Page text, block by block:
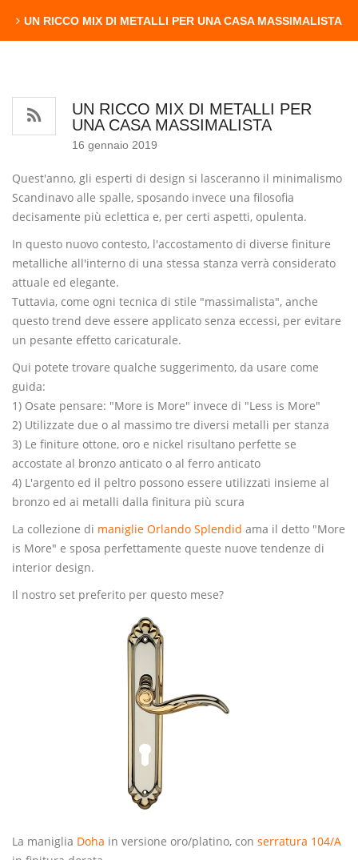
UN RICCO MIX DI METALLI PER UNA CASA MASSIMALISTA
UN RICCO MIX DI METALLI PER
UNA CASA MASSIMALISTA
16 gennaio 2019
Quest'anno, gli esperti di design si lasceranno il minimalismo
Scandinavo alle spalle, sposando invece una filosofia
decisamente più eclettica e, per certi aspetti, opulenta.
In questo nuovo contesto, l'accostamento di diverse finiture
metalliche all'interno di una stessa stanza verrà considerato
attuale ed elegante.
Tuttavia, come ogni tecnica di stile "massimalista", anche
questo trend deve essere applicato senza eccessi, per evitare
un pesante effetto caricaturale.
Qui potete trovare qualche suggerimento, da usare come
guida:
1) Osate pensare: "More is More" invece di "Less is More"
2) Utilizzate due o al massimo tre diversi metalli per stanza
3) Le finiture ottone, oro e nickel risultano perfette se
accostate al bronzo anticato o al ferro anticato
4) L'argento ed il peltro possono essere utilizzati insieme al
bronzo ed ai metalli dalla finitura più scura
La collezione di maniglie Orlando Splendid ama il detto "More
is More" e sposa perfettamente queste nuove tendenze di
interior design.
Il nostro set preferito per questo mese?
La maniglia Doha in versione oro/platino, con serratura 104/A